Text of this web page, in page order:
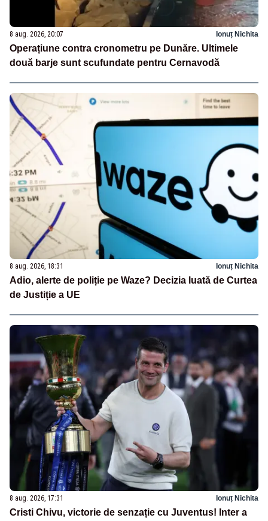
8 aug. 2026, 20:07 Ionuț Nichita
Operațiune contra cronometru pe Dunăre. Ultimele
două barje sunt scufundate pentru Cernavodă
8 aug. 2026, 18:31 Ionuț Nichita
Adio, alerte de poliție pe Waze? Decizia luată de Curtea
de Justiție a UE
8 aug. 2026, 17:31 Ionuț Nichita
Cristi Chivu, victorie de senzație cu Juventus! Inter a